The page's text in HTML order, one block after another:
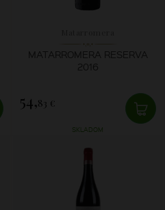
MATARROMERA RESERVA
2016
54,83 €
SKLADOM